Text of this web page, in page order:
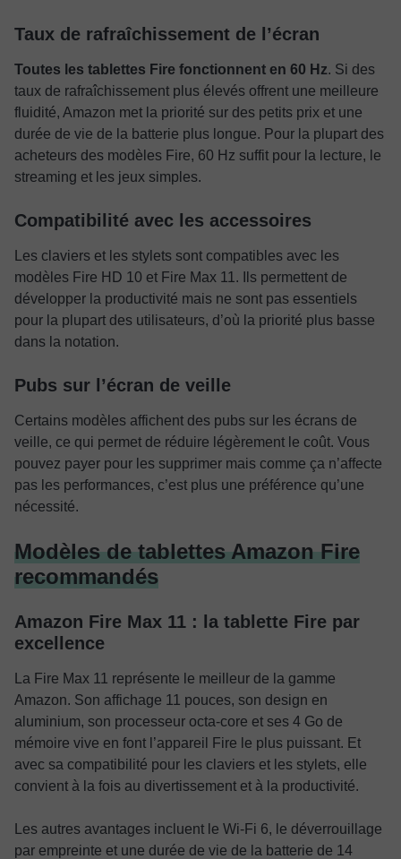
Taux de rafraîchissement de l’écran
Toutes les tablettes Fire fonctionnent en 60 Hz. Si des
taux de rafraîchissement plus élevés offrent une meilleure
fluidité, Amazon met la priorité sur des petits prix et une
durée de vie de la batterie plus longue. Pour la plupart des
acheteurs des modèles Fire, 60 Hz suffit pour la lecture, le
streaming et les jeux simples.
Compatibilité avec les accessoires
Les claviers et les stylets sont compatibles avec les
modèles Fire HD 10 et Fire Max 11. Ils permettent de
développer la productivité mais ne sont pas essentiels
pour la plupart des utilisateurs, d’où la priorité plus basse
dans la notation.
Pubs sur l’écran de veille
Certains modèles affichent des pubs sur les écrans de
veille, ce qui permet de réduire légèrement le coût. Vous
pouvez payer pour les supprimer mais comme ça n’affecte
pas les performances, c’est plus une préférence qu’une
nécessité.
Modèles de tablettes Amazon Fire
recommandés
Amazon Fire Max 11 : la tablette Fire par
excellence
La Fire Max 11 représente le meilleur de la gamme
Amazon. Son affichage 11 pouces, son design en
aluminium, son processeur octa-core et ses 4 Go de
mémoire vive en font l’appareil Fire le plus puissant. Et
avec sa compatibilité pour les claviers et les stylets, elle
convient à la fois au divertissement et à la productivité.
Les autres avantages incluent le Wi-Fi 6, le déverrouillage
par empreinte et une durée de vie de la batterie de 14